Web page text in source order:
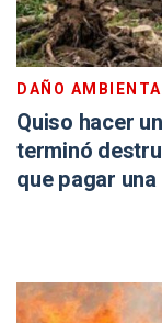
DAÑO
Quiso hacer
terminó
que pagar